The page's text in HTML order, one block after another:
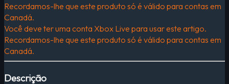
Recordamos-lhe que este produto só é válido para contas em
Canadá.
Você deve ter uma conta Xbox Live para usar este artigo.
Recordamos-lhe que este produto só é válido para contas em
Canadá.
Descrição